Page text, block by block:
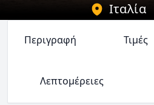
Ιταλία
Περιγραφή Τιμές
Λεπτομέρειες